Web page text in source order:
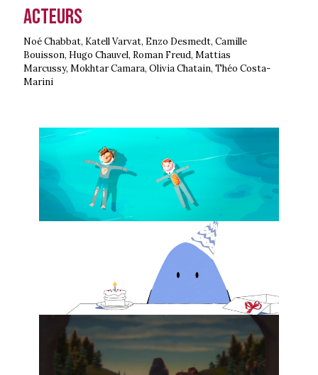
Acteurs
Noé Chabbat, Katell Varvat, Enzo Desmedt, Camille
Bouisson, Hugo Chauvel, Roman Freud, Mattias
Marcussy, Mokhtar Camara, Olivia Chatain, Théo Costa-
Marini